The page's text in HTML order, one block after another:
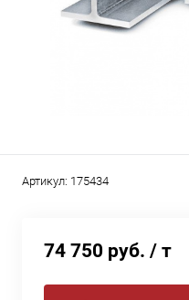
Артикул: 175434
74 750 руб. / т